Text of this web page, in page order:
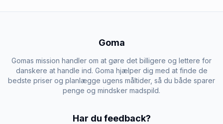
Goma
Gomas mission handler om at gøre det billigere og lettere for
danskere at handle ind. Goma hjælper dig med at finde de
bedste priser og planlægge ugens måltider, så du både sparer
penge og mindsker madspild.
Har du feedback?